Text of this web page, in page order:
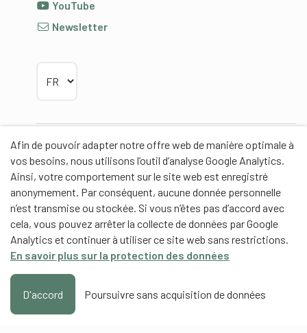
Afin de pouvoir adapter notre offre web de manière optimale à
vos besoins, nous utilisons l’outil d’analyse Google Analytics.
Ainsi, votre comportement sur le site web est enregistré
anonymement. Par conséquent, aucune donnée personnelle
n’est transmise ou stockée. Si vous n’êtes pas d’accord avec
cela, vous pouvez arrêter la collecte de données par Google
Analytics et continuer à utiliser ce site web sans restrictions.
En savoir plus sur la protection des données
D'accord Poursuivre sans acquisition de données
YouTube
Newsletter
Partenaires
Partenaires de contenus
Haute école fédérale de sport de Macolin HEFSM